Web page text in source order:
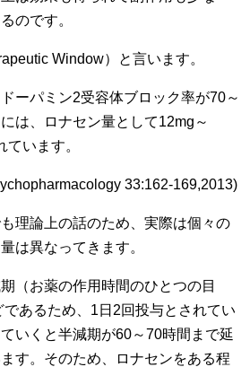
のです。
Window）と言います。
ーパミン2受容体ブロック率が70～
は、ロナセン量として12mg～
います。
33:162-169,2013)
理論上の話のため、実際は個々の
は異なってきます。
（お薬の作用時間のひとつの目
あるため、1日2回投与とされてい
いくと半減期が60～70時間まで延
す。そのため、ロナセンをある程